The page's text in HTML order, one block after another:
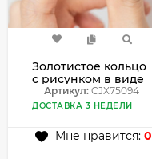
Золотистое кольцо
с рисунком в виде
бесконечности
CJX75094
Артикул: CJX75094
ДОСТАВКА 3 НЕДЕЛИ
Мне нравится: 0